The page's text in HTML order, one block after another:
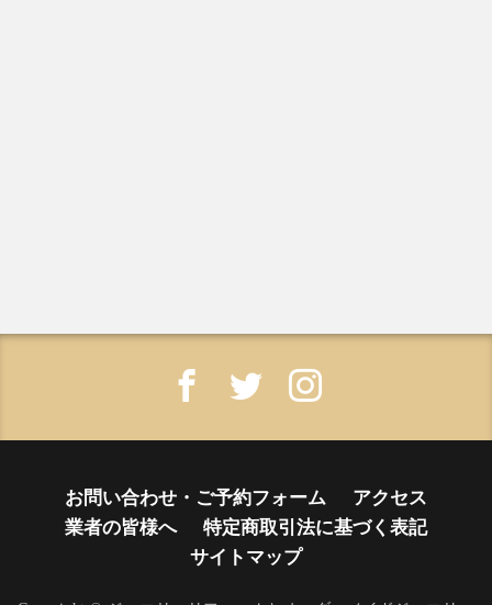
お問い合わせ・ご予約フォーム
アクセス
業者の皆様へ
特定商取引法に基づく表記
サイトマップ